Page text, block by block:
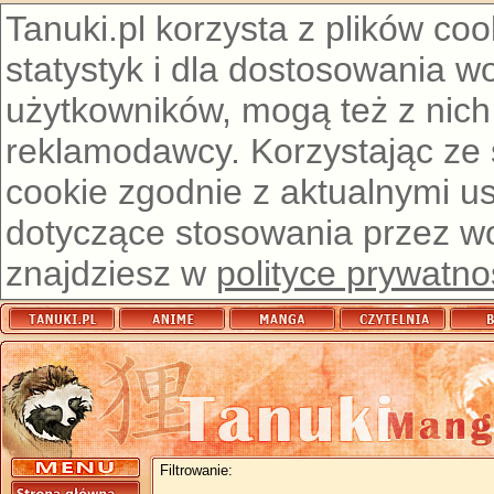
Tanuki.pl korzysta z plików
statystyk i dla dostosowania
użytkowników, mogą też z
reklamodawcy. Korzystając
cookie zgodnie z aktualnymi
dotyczące stosowania przez
znajdziesz w polityce
Filtrowanie: